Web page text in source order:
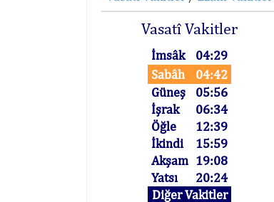
Vasatî Vakitler
İmsâk
04:29
Sabâh
04:42
Güneş
05:56
İşrak
06:34
Öğle
12:39
İkindi
15:59
Akşam 19:08
Yatsı
20:24
Diğer Vakitler